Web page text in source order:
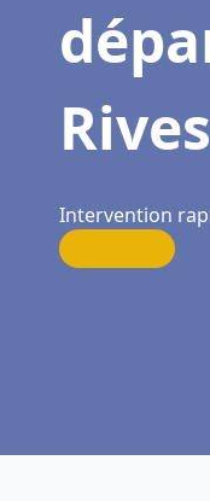
Rives
Intervention